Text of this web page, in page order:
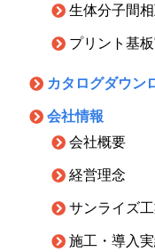
生体分子間
プリント基
カタログダウン
会社情報
会社概要
経営理念
サンライズ
施工・導入